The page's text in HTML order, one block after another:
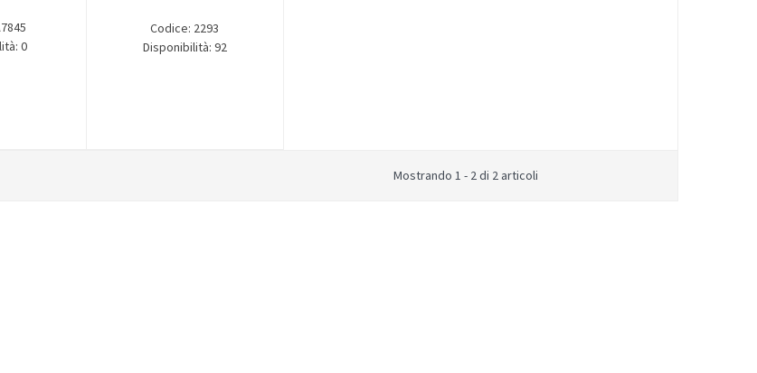
0
Codice: 2293
Disponibilità: 92
Mostrando 1 - 2 di 2 articoli